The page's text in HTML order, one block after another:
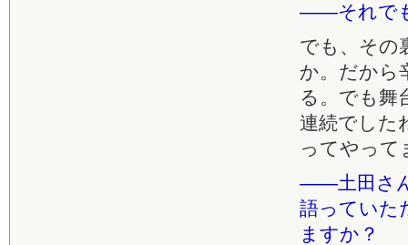
――それで
でも、その
か。だから
る。でも舞
連続でした
ってやって
――土田さ
語っていた
ますか？